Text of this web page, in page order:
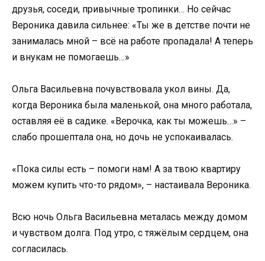
друзья, соседи, привычные тропинки… Но сейчас
Вероника давила сильнее: «Ты же в детстве почти не
занималась мной – всё на работе пропадала! А теперь
и внукам не помогаешь…»
Ольга Васильевна почувствовала укол вины. Да,
когда Вероника была маленькой, она много работала,
оставляя её в садике. «Верочка, как ты можешь…» –
слабо прошептала она, но дочь не успокаивалась.
«Пока силы есть – помоги нам! А за твою квартиру
можем купить что-то рядом», – настаивала Вероника.
Всю ночь Ольга Васильевна металась между домом
и чувством долга. Под утро, с тяжёлым сердцем, она
согласилась.